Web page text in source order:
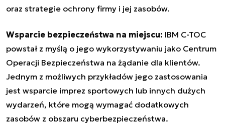
oraz strategie ochrony firmy i jej zasobów.
Wsparcie bezpieczeństwa na miejscu: IBM C-TOC
powstał z myślą o jego wykorzystywaniu jako Centrum
Operacji Bezpieczeństwa na żądanie dla klientów.
Jednym z możliwych przykładów jego zastosowania
jest wsparcie imprez sportowych lub innych dużych
wydarzeń, które mogą wymagać dodatkowych
zasobów z obszaru cyberbezpieczeństwa.